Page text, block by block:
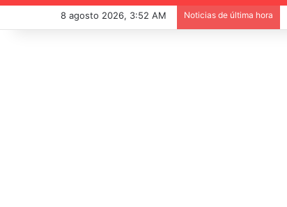
8 agosto 2026, 3:52 AM Noticias de última hora